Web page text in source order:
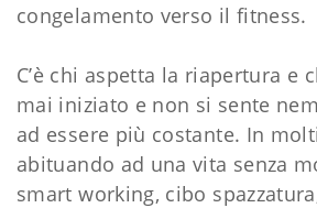
congelamento verso il fitness.
C’è chi aspetta la riapertura e
mai iniziato e non si sente
ad essere più costante. In
abituando ad una vita senza
smart working, cibo